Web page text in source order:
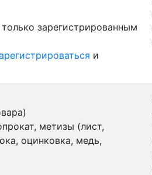
зарегистрированным
и
метизы (лист,
оцинковка, медь,